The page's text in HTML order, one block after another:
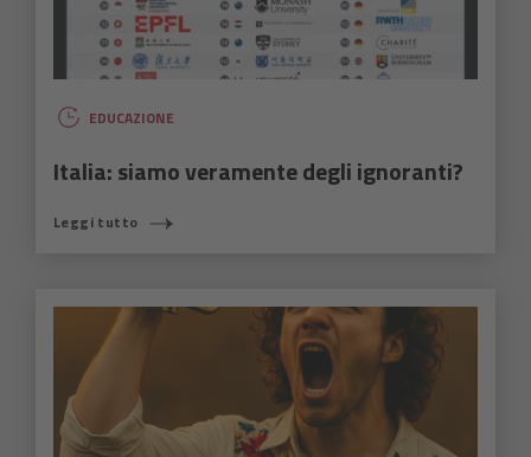
EDUCAZIONE
Italia: siamo veramente degli ignoranti?
Leggi tutto